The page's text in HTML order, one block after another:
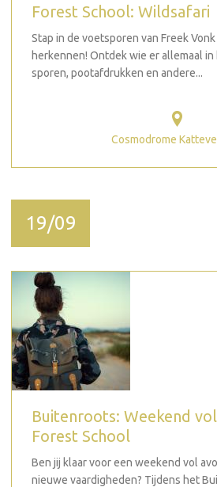
Forest School: Wildsafari
Stap in de voetsporen van Freek
herkennen! Ontdek wie er allemaal
sporen, pootafdrukken en andere...
Cosmodrome
19/09
Buitenroots: Weekend
Forest School
Ben jij klaar voor een weekend vol
nieuwe vaardigheden? Tijdens het